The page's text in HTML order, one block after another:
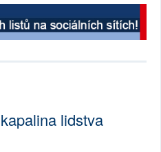
lidstva